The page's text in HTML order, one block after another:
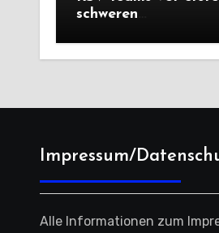
schweren
Saison
Impressum/
Alle Informationen zum